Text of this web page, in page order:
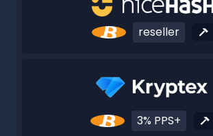
reseller
3% PPS+